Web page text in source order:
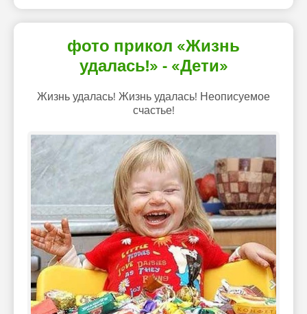
фото прикол «Жизнь
удалась!» - «Дети»
Жизнь удалась! Жизнь удалась! Неописуемое
счастье!